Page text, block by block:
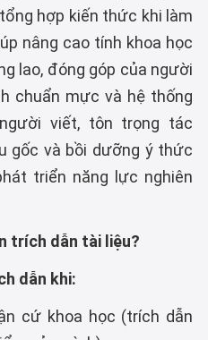
hợp kiến thức khi làm
nâng cao tính khoa học
lao, đóng góp của người
chuẩn mực và hệ thống
viết, tôn trọng tác
gốc và bồi dưỡng ý thức
triển năng lực nghiên
trích dẫn tài liệu?
dẫn khi:
cứ khoa học (trích dẫn